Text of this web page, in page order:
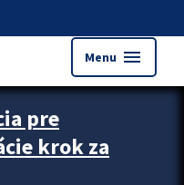
Menu menu
pre
krok za